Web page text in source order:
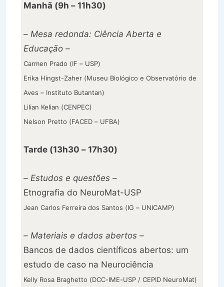
Manhã (9h – 11h30)
– Mesa redonda: Ciência Aberta e
Educação –
Carmen Prado (IF – USP)
Erika Hingst-Zaher (Museu Biológico e Observatório de
Aves – Instituto Butantan)
Lilian Kelian (CENPEC)
Nelson Pretto (FACED – UFBA)
Tarde (13h30 – 17h30)
– Estudos e questões –
Etnografia do NeuroMat-USP
Jean Carlos Ferreira dos Santos (IG – UNICAMP)
– Materiais e dados abertos –
Bancos de dados científicos abertos: um
estudo de caso na Neurociência
Kelly Rosa Braghetto (DCC-IME-USP / CEPID NeuroMat)